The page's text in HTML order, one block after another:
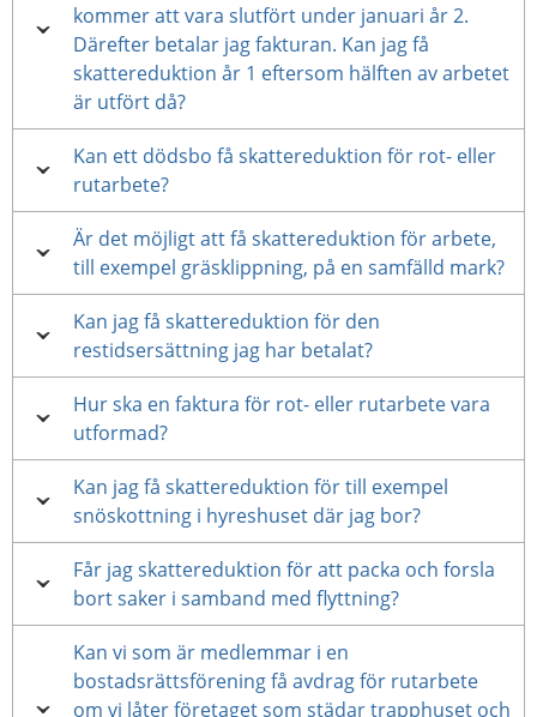
kommer att vara slutfört under januari år 2.
Därefter betalar jag fakturan. Kan jag få
skattereduktion år 1 eftersom hälften av arbetet
är utfört då?
Kan ett dödsbo få skattereduktion för rot- eller
rutarbete?
Är det möjligt att få skattereduktion för arbete,
till exempel gräsklippning, på en samfälld mark?
Kan jag få skattereduktion för den
restidsersättning jag har betalat?
Hur ska en faktura för rot- eller rutarbete vara
utformad?
Kan jag få skattereduktion för till exempel
snöskottning i hyreshuset där jag bor?
Får jag skattereduktion för att packa och forsla
bort saker i samband med flyttning?
Kan vi som är medlemmar i en
bostadsrättsförening få avdrag för rutarbete
om vi låter företaget som städar trapphuset och